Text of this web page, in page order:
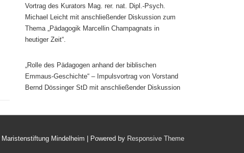
Vortrag des Kurators Mag. rer. nat. Dipl.-Psych.
Michael Leicht mit anschließender Diskussion zum
Thema „Pädagogik Marcellin Champagnats in
heutiger Zeit“.
„Rolle des Pädagogen anhand der biblischen
Emmaus-Geschichte“ – Impulsvortrag von Vorstand
Bernd Dössinger StD mit anschließender Diskussion
Maristenstiftung Mindelheim | Powered by Responsive Theme